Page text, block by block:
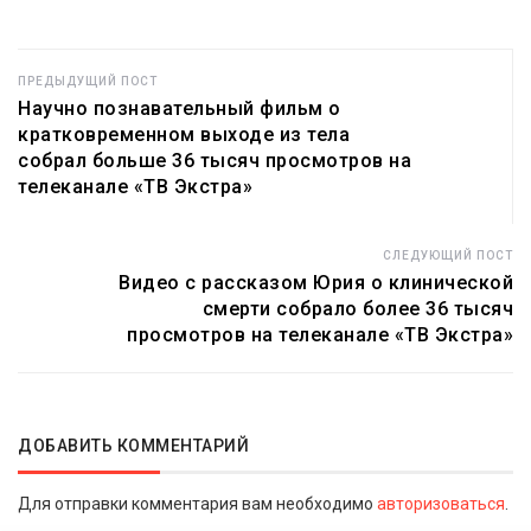
ПРЕДЫДУЩИЙ ПОСТ
Научно познавательный фильм о
кратковременном выходе из тела
собрал больше 36 тысяч просмотров на
телеканале «ТВ Экстра»
СЛЕДУЮЩИЙ ПОСТ
Видео с рассказом Юрия о клинической
смерти собрало более 36 тысяч
просмотров на телеканале «ТВ Экстра»
ДОБАВИТЬ КОММЕНТАРИЙ
Для отправки комментария вам необходимо авторизоваться